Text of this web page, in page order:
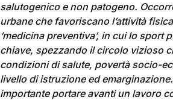
salutogenico e non patogeno.
urbane che favoriscano l’attività
‘medicina preventiva’, in cui lo sport
chiave, spezzando il circolo vizioso
condizioni di salute, povertà socio-
livello di istruzione ed
importante portare avanti un lavoro